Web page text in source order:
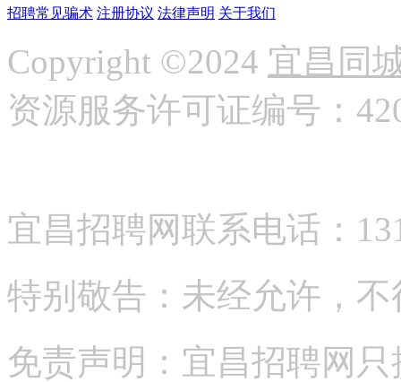
招聘常见骗术 注册协议 法律声明 关于我们
Copyright ©2024 宜昌同
资源服务许可证编号：
宜昌招聘网联系电话：
特别敬告：未经允许，
免责声明：宜昌招聘网